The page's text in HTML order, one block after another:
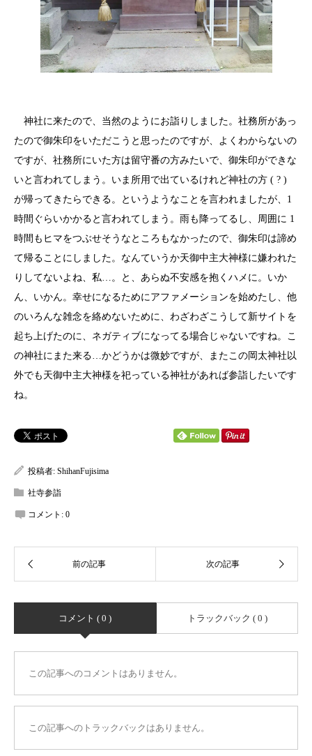
神社に来たので、当然のようにお詣りしました。社務所があっ
たので御朱印をいただこうと思ったのですが、よくわからないの
ですが、社務所にいた方は留守番の方みたいで、御朱印ができな
いと言われてしまう。いま所用で出ているけれど神社の方 ( ? )
が帰ってきたらできる。というようなことを言われましたが、1
時間ぐらいかかると言われてしまう。雨も降ってるし、周囲に 1
時間もヒマをつぶせそうなところもなかったので、御朱印は諦め
て帰ることにしました。なんていうか天御中主大神様に嫌われた
りしてないよね、私…。と、あらぬ不安感を抱くハメに。いか
ん、いかん。幸せになるためにアファメーションを始めたし、他
のいろんな雑念を絡めないために、わざわざこうして新サイトを
起ち上げたのに、ネガティブになってる場合じゃないですね。こ
の神社にまた来る…かどうかは微妙ですが、またこの岡太神社以
外でも天御中主大神様を祀っている神社があれば参詣したいです
ね。
投稿者: ShihanFujisima
社寺参詣
コメント: 0
コメント ( 0 ) トラックバック ( 0 )
この記事へのコメントはありません。
この記事へのトラックバックはありません。